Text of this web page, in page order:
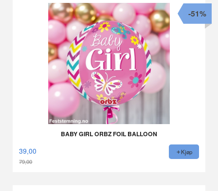
BABY GIRL ORBZ FOIL BALLOON
39,00
79,00
-51%
Kjøp